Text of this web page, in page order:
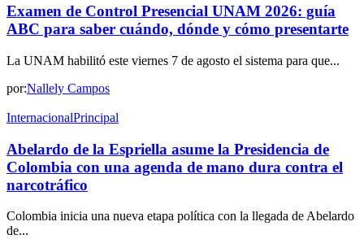
Examen de Control Presencial UNAM 2026: guía
ABC para saber cuándo, dónde y cómo presentarte
La UNAM habilitó este viernes 7 de agosto el sistema para que...
por:Nallely Campos
InternacionalPrincipal
Abelardo de la Espriella asume la Presidencia de
Colombia con una agenda de mano dura contra el
narcotráfico
Colombia inicia una nueva etapa política con la llegada de Abelardo
de...